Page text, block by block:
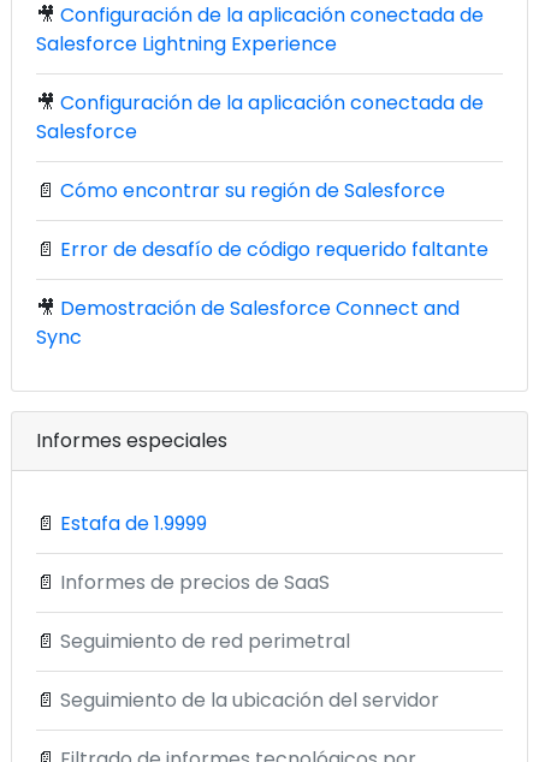
🎥 Configuración de la aplicación conectada de
Salesforce Lightning Experience
🎥 Configuración de la aplicación conectada de
Salesforce
📄 Cómo encontrar su región de Salesforce
📄 Error de desafío de código requerido faltante
🎥 Demostración de Salesforce Connect and
Sync
Informes especiales
📄 Estafa de 1.9999
📄 Informes de precios de SaaS
📄 Seguimiento de red perimetral
📄 Seguimiento de la ubicación del servidor